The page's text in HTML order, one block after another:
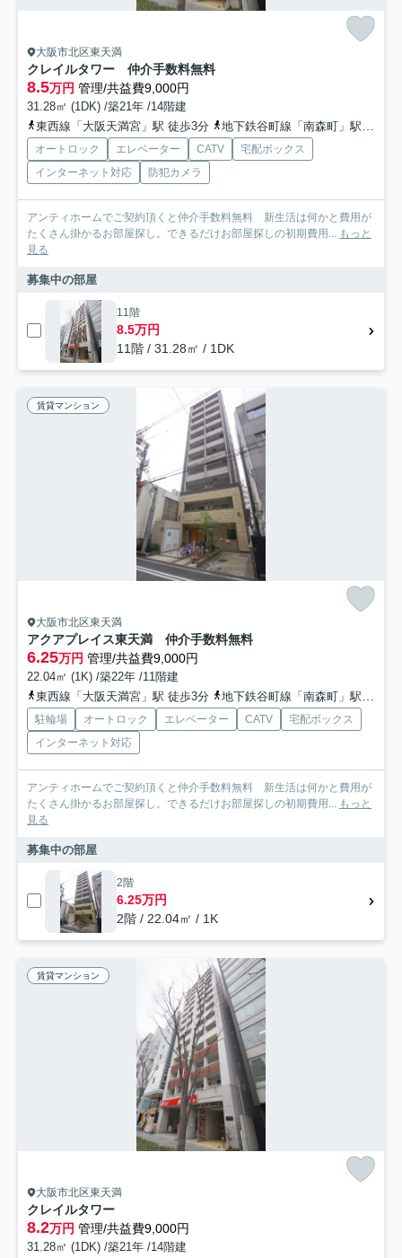
大阪市北区東天満
クレイルタワー 仲介手数料無料
8.5万円 管理/共益費9,000円
31.28㎡ (1DK) /築21年 /14階建
東西線「大阪天満宮」駅 徒歩3分
地下鉄谷町線「南森町」駅 徒歩5分
オートロック エレベーター CATV
宅配ボックス
インターネット対応
防犯カメラ
アンティホームでご契約頂くと仲介手数料無料 新生活は何かと費用が
たくさん掛かるお部屋探し。できるだけお部屋探しの初期費用... もっと
見る
募集中の部屋
11階
8.5万円
11階 / 31.28㎡ / 1DK
賃貸マンション
大阪市北区東天満
アクアプレイス東天満 仲介手数料無料
6.25万円 管理/共益費9,000円
22.04㎡ (1K) /築22年 /11階建
東西線「大阪天満宮」駅 徒歩3分
地下鉄谷町線「南森町」駅 徒歩5分
駐輪場 オートロック エレベーター CATV
宅配ボックス
インターネット対応
アンティホームでご契約頂くと仲介手数料無料 新生活は何かと費用が
たくさん掛かるお部屋探し。できるだけお部屋探しの初期費用... もっと
見る
募集中の部屋
2階
6.25万円
2階 / 22.04㎡ / 1K
賃貸マンション
大阪市北区東天満
クレイルタワー
8.2万円 管理/共益費9,000円
31.28㎡ (1DK) /築21年 /14階建